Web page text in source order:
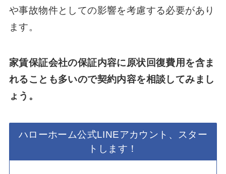
や事故物件としての影響を考慮する必要があり
ます。
家賃保証会社の保証内容に原状回復費用を含ま
れることも多いので契約内容を相談してみまし
ょう。
ハローホーム公式LINEアカウント、スター
トします！